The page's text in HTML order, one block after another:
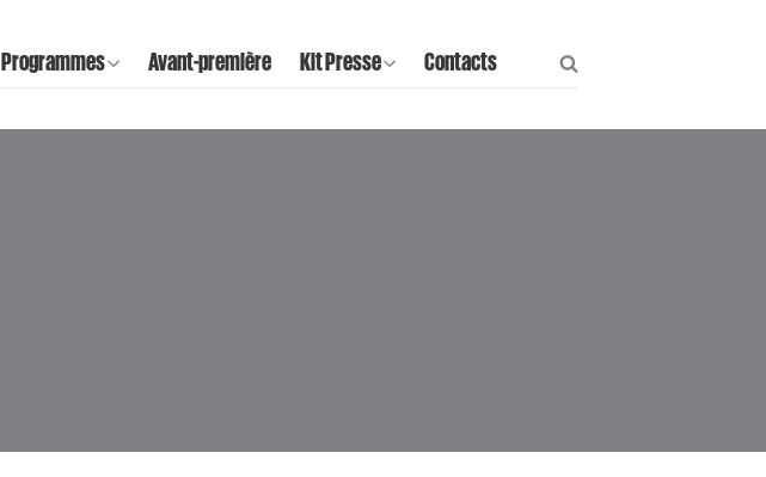
Programmes Avant-première Kit Presse Contacts